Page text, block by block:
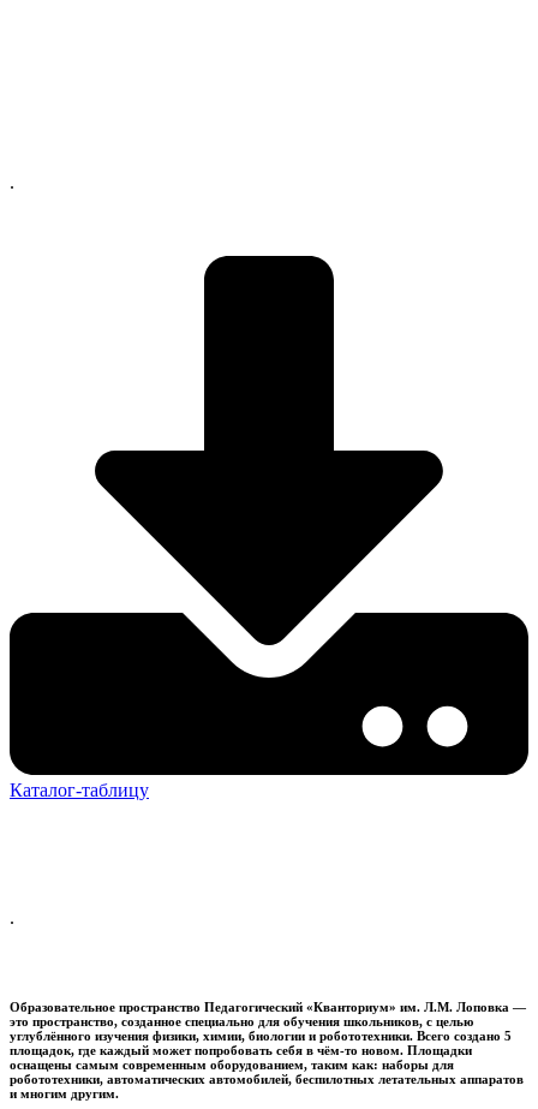
.
Каталог-таблицу
.
Образовательное пространство Педагогический «Кванториум» им. Л.М. Лоповка —
это пространство, созданное специально для обучения школьников, с целью
углублённого изучения физики, химии, биологии и робототехники. Всего создано 5
площадок, где каждый может попробовать себя в чём-то новом. Площадки
оснащены самым современным оборудованием, таким как: наборы для
робототехники, автоматических автомобилей, беспилотных летательных аппаратов
и многим другим.